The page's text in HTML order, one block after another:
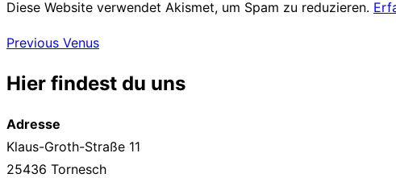
Diese Website verwendet Akismet, um Spam zu reduzieren.
Beitragsnavigation
Previous
Previous Venus
Hier findest du uns
Adresse
Klaus-Groth-Straße 11
25436 Tornesch